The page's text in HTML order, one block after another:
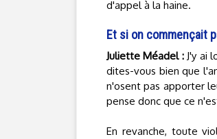
d'appel à la haine.
Et si on commençait
Juliette Méadel :J'y ai
dites-vous bien que
n'osent pas apporter
pense donc que ce
En revanche, toute